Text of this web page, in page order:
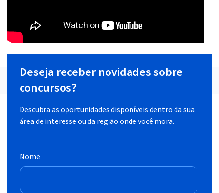
Deseja receber novidades sobre
concursos?
Descubra as oportunidades disponíveis dentro da sua
área de interesse ou da região onde você mora.
Nome